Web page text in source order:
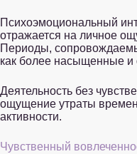
Психоэмоциональный
отражается на личное
Периоды,
как более насыщенные и
Деятельность без
ощущение утраты
активности.
Чувственный